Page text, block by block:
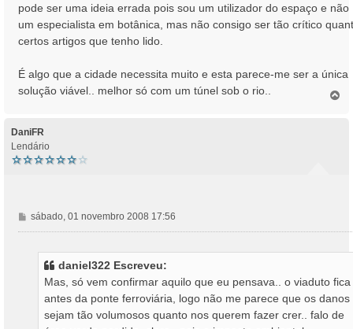
pode ser uma ideia errada pois sou um utilizador do espaço e não
um especialista em botânica, mas não consigo ser tão crítico
certos artigos que tenho lido.
É algo que a cidade necessita muito e esta parece-me ser a única
solução viável.. melhor só com um túnel sob o rio..
DaniFR
Lendário
M
e
sábado, 01 novembro 2008 17:56
daniel322 Escreveu:
Mas, só vem confirmar aquilo que eu pensava.. o viaduto fica
antes da ponte ferroviária, logo não me parece que os danos
sejam tão volumosos quanto nos querem fazer crer.. falo de